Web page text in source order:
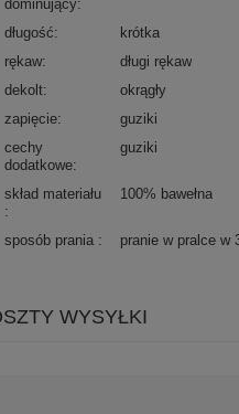
dominujący
długość
krótka
rękaw
długi rękaw
dekolt
okrągły
zapięcie
guziki
cechy
dodatkowe
guziki
skład materiału 100% bawełna
sposób prania pranie w pralce w
WYSYŁKI